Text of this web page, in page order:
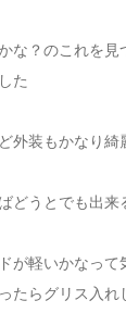
な？のこれを見
た
外装もかなり綺
どうとでも出来
が軽いかなって
たらグリス入れ